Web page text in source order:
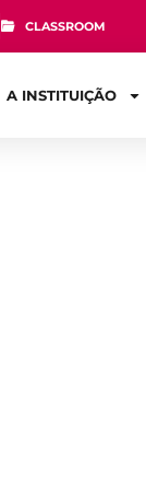
CLASSROOM
A INSTITUIÇÃO